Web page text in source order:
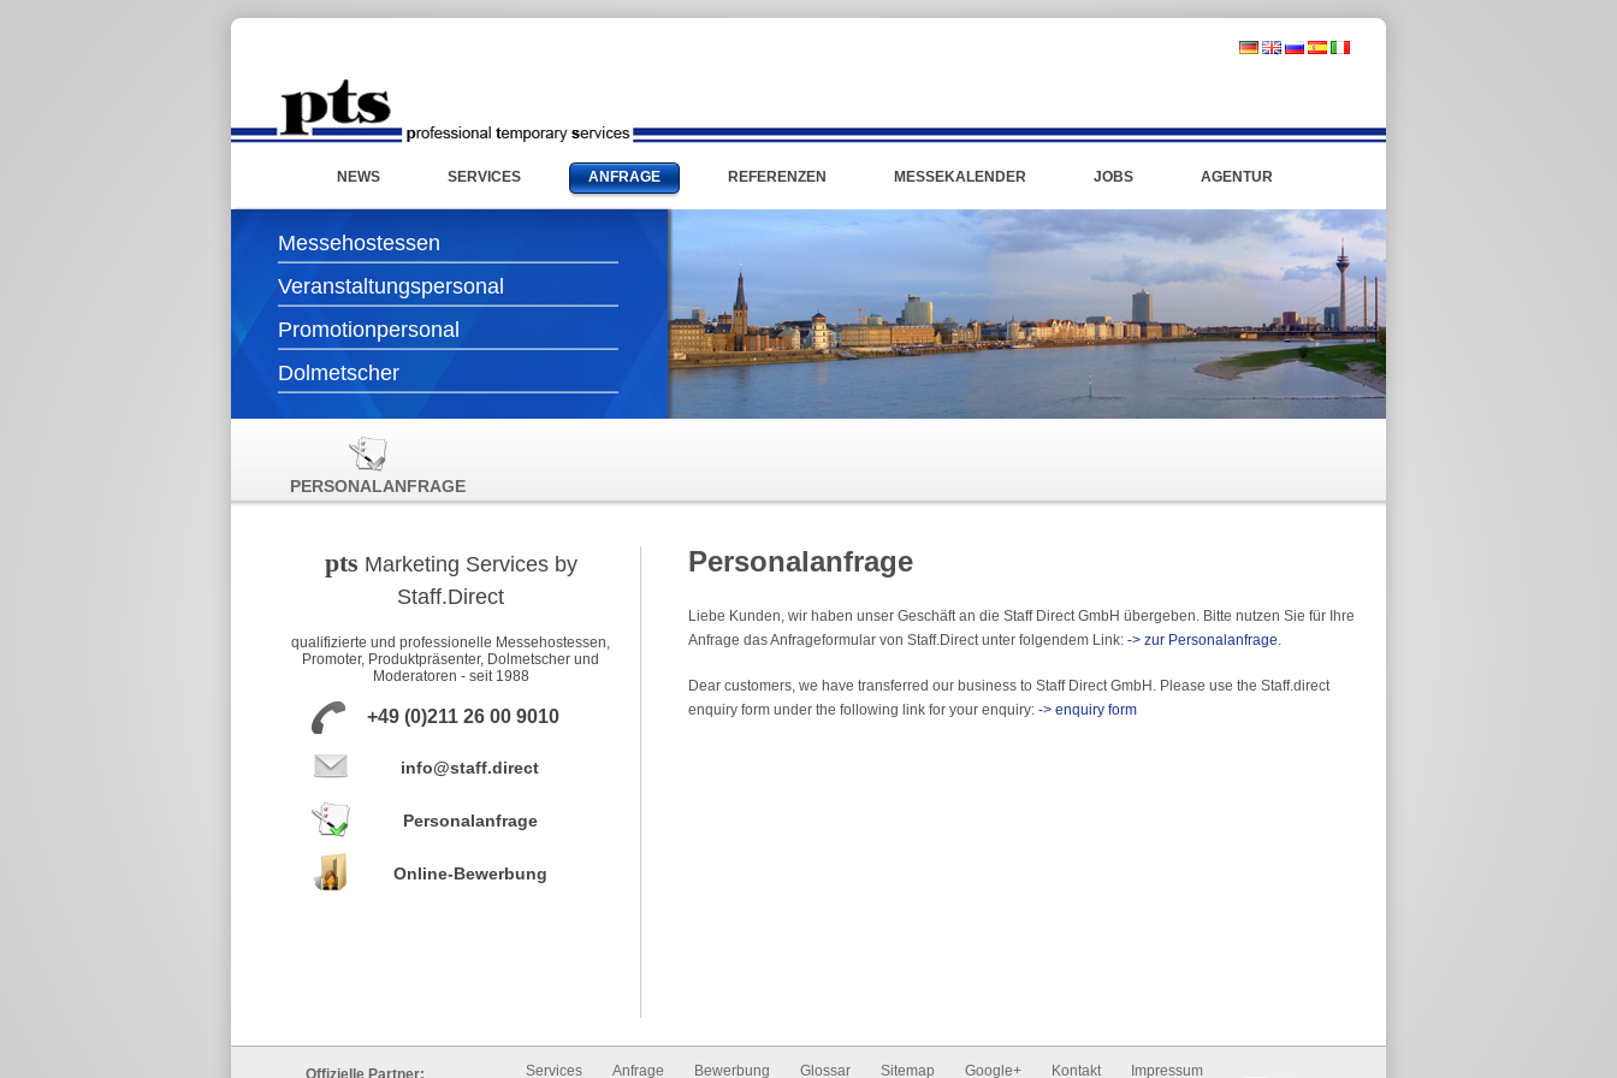
NEWS SERVICES ANFRAGE REFERENZEN MESSEKALENDER JOBS AGENTUR
Messehostessen
Veranstaltungspersonal
Promotionpersonal
Dolmetscher
PERSONALANFRAGE
pts Marketing Services by
Staff.Direct
qualifizierte und professionelle Messehostessen,
Promoter, Produktpräsenter, Dolmetscher und
Moderatoren - seit 1988
+49 (0)211 26 00 9010
info@staff.direct
Personalanfrage
Online-Bewerbung
Personalanfrage
Liebe Kunden, wir haben unser Geschäft an die Staff Direct GmbH übergeben. Bitte nutzen Sie für Ihre
Anfrage das Anfrageformular von Staff.Direct unter folgendem Link: -> zur Personalanfrage.
Dear customers, we have transferred our business to Staff Direct GmbH. Please use the Staff.direct
enquiry form under the following link for your enquiry: -> enquiry form
Offizielle Partner: Services Anfrage Bewerbung Glossar Sitemap Google+ Kontakt Impressum